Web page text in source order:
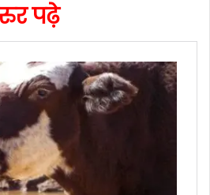
पढ़े